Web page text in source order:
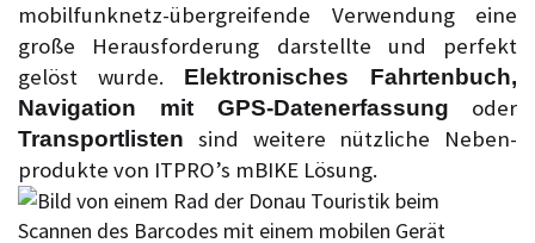
mobilfunknetz-übergreifende Verwendung eine
große Herausforderung darstellte und perfekt
gelöst wurde. Elektronisches Fahrtenbuch,
Navigation mit GPS-Datenerfassung oder
Transportlisten sind weitere nützliche Ne­ben­­
produkte von ITPRO’s mBIKE Lösung.